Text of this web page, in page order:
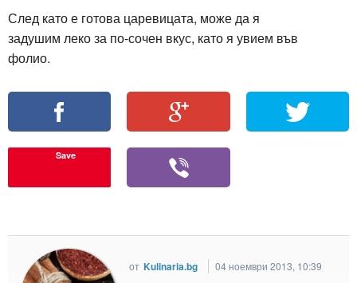
След като е готова царевицата, може да я
задушим лекоза по-сочен вкус, като я увием във
фолио.
Save
от Kulinaria.bg
04 ноември 2013, 10:39